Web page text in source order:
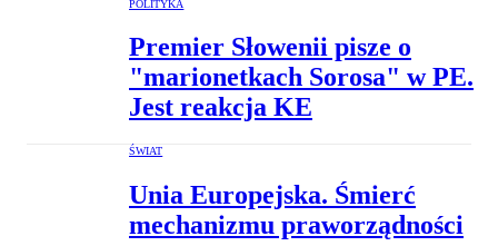
POLITYKA
Premier Słowenii pisze o
"marionetkach Sorosa" w PE.
Jest reakcja KE
ŚWIAT
Unia Europejska. Śmierć
mechanizmu praworządności